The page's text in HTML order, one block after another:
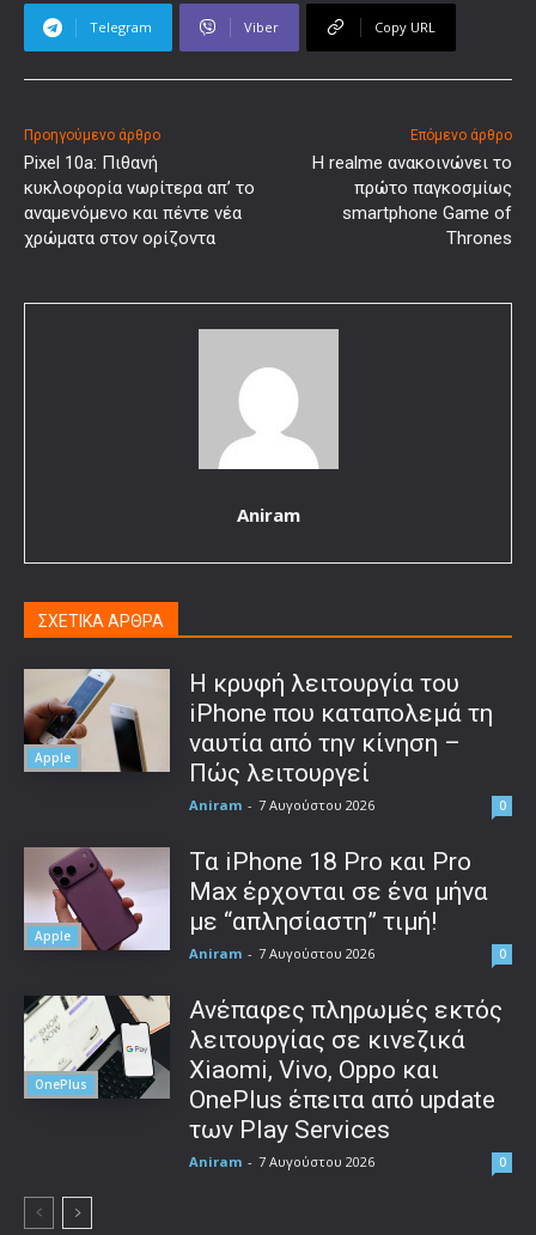
Telegram Viber Copy URL
Προηγούμενο άρθρο
Pixel 10a: Πιθανή
κυκλοφορία νωρίτερα απ’ το
αναμενόμενο και πέντε νέα
χρώματα στον ορίζοντα
Επόμενο άρθρο
Η realme ανακοινώνει το
πρώτο παγκοσμίως
smartphone Game of
Thrones
Aniram
ΣΧΕΤΙΚΑ ΑΡΘΡΑ
Apple
Η κρυφή λειτουργία του
iPhone που καταπολεμά τη
ναυτία από την κίνηση –
Πώς λειτουργεί
Aniram - 7 Αυγούστου 2026 0
Apple
Τα iPhone 18 Pro και Pro
Max έρχονται σε ένα μήνα
με “απλησίαστη” τιμή!
Aniram - 7 Αυγούστου 2026 0
OnePlus
Ανέπαφες πληρωμές εκτός
λειτουργίας σε κινεζικά
Xiaomi, Vivo, Oppo και
OnePlus έπειτα από update
των Play Services
Aniram - 7 Αυγούστου 2026 0